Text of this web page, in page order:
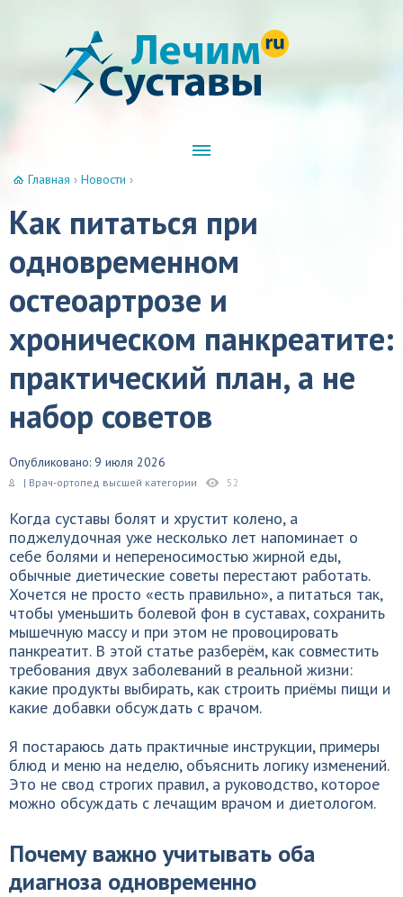
Главная › Новости ›
Как питаться при
одновременном
остеоартрозе и
хроническом панкреатите:
практический план, а не
набор советов
Опубликовано: 9 июля 2026
| Врач-ортопед высшей категории 52
Когда суставы болят и хрустит колено, а
поджелудочная уже несколько лет напоминает о
себе болями и непереносимостью жирной еды,
обычные диетические советы перестают работать.
Хочется не просто «есть правильно», а питаться так,
чтобы уменьшить болевой фон в суставах, сохранить
мышечную массу и при этом не провоцировать
панкреатит. В этой статье разберём, как совместить
требования двух заболеваний в реальной жизни:
какие продукты выбирать, как строить приёмы пищи и
какие добавки обсуждать с врачом.
Я постараюсь дать практичные инструкции, примеры
блюд и меню на неделю, объяснить логику изменений.
Это не свод строгих правил, а руководство, которое
можно обсуждать с лечащим врачом и диетологом.
Почему важно учитывать оба
диагноза одновременно